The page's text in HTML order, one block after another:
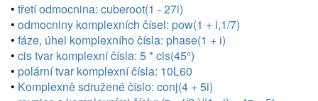
• třetí odmocnina: cuberoot(1 - 27i)
• odmocniny komplexních čísel: pow(1 + i,1/7)
• fáze, úhel komplexního čísla: phase(1 + i)
• cis tvar komplexní čísla: 5 * cis(45°)
• polární tvar komplexní čísla: 10L60
• Komplexně sdružené číslo: conj(4 + 5i)